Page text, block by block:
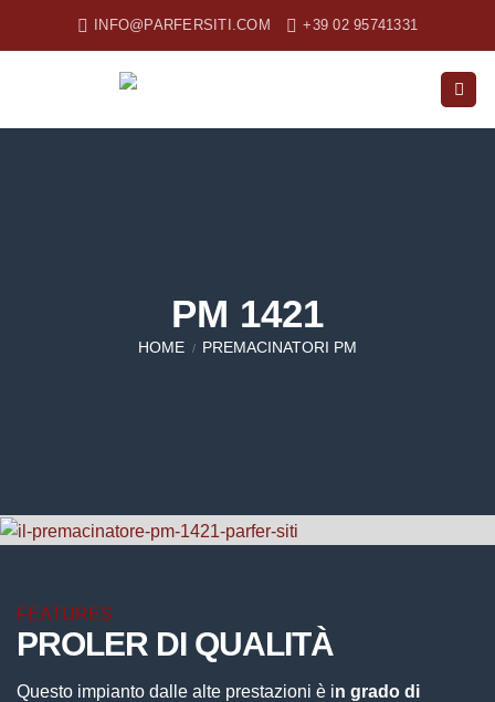
INFO@PARFERSITI.COM +39 02 95741331
PM 1421
HOME / PREMACINATORI PM
FEATURES
PROLER DI QUALITÀ
Questo impianto dalle alte prestazioni è in grado di